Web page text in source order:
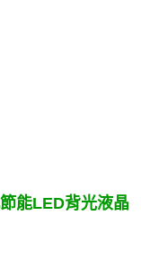
能LED背光液晶